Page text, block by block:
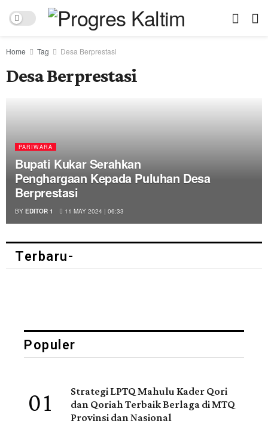
Home Tag Desa Berprestasi
Desa Berprestasi
PARIWARA
Bupati Kukar Serahkan
Penghargaan Kepada Puluhan Desa
Berprestasi
BY EDITOR 1 11 MAY 2024 | 06:33
Terbaru-
Populer
01 Strategi LPTQ Mahulu Kader Qori
dan Qoriah Terbaik Berlaga di MTQ
Provinsi dan Nasional